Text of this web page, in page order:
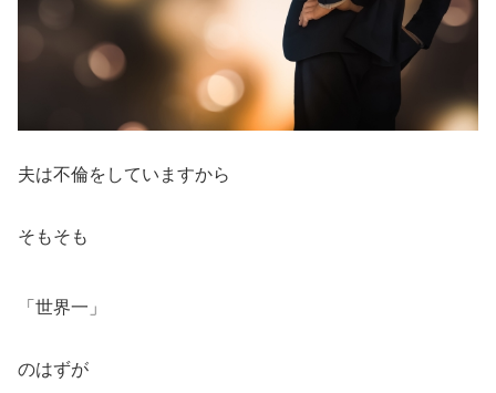
夫は不倫をしていますから
そもそも
「世界一」
のはずが